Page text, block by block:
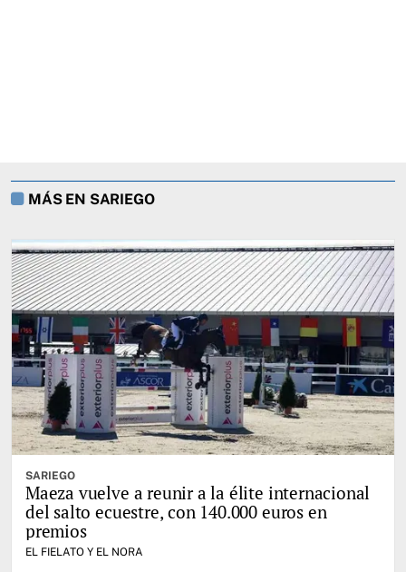
MÁS EN SARIEGO
SARIEGO
Maeza vuelve a reunir a la élite internacional
del salto ecuestre, con 140.000 euros en
premios
EL FIELATO Y EL NORA